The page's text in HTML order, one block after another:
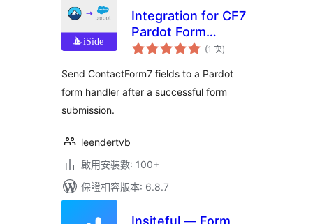
Integration for CF7
Pardot Form
Handlers
(1 次評
分
數
)
Send ContactForm7 fields to a Pardot
form handler after a successful form
submission.
leendertvb
啟用安裝數: 100+
保證相容版本: 6.8.7
Insiteful — Form